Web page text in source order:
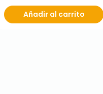
Añadir al carrito